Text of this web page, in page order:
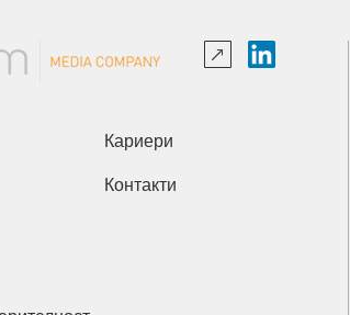
Кариери
Контакти